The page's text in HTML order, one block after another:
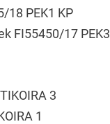
18 PEK1 KP
FI55450/17 PEK3
3
1